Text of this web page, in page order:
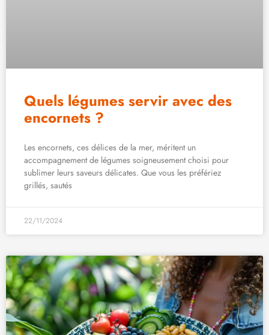
Quels légumes servir avec des
encornets ?
Les encornets, ces délices de la mer, méritent un
accompagnement de légumes soigneusement choisi pour
sublimer leurs saveurs délicates. Que vous les préfériez
grillés, sautés
22/11/2024